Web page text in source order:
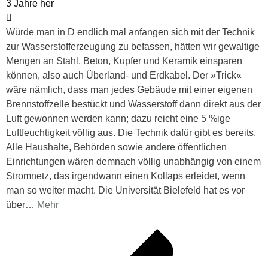
3 Jahre her
Würde man in D endlich mal anfangen sich mit der Technik
zur Wasserstofferzeugung zu befassen, hätten wir gewaltige
Mengen an Stahl, Beton, Kupfer und Keramik einsparen
können, also auch Überland- und Erdkabel. Der »Trick«
wäre nämlich, dass man jedes Gebäude mit einer eigenen
Brennstoffzelle bestückt und Wasserstoff dann direkt aus der
Luft gewonnen werden kann; dazu reicht eine 5 %ige
Luftfeuchtigkeit völlig aus. Die Technik dafür gibt es bereits.
Alle Haushalte, Behörden sowie andere öffentlichen
Einrichtungen wären demnach völlig unabhängig von einem
Stromnetz, das irgendwann einen Kollaps erleidet, wenn
man so weiter macht. Die Universität Bielefeld hat es vor
über… Mehr